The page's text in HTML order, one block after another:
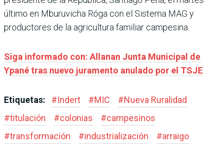
último en Mburuvicha Róga con el Sistema MAG y
productores de la agricultura familiar campesina.
Siga informado con: Allanan Junta Municipal de
Ypané tras nuevo juramento anulado por el TSJE
Etiquetas: #Indert #MIC #Nueva Ruralidad
#titulación #colonias #campesinos
#transformación #industrialización #arraigo